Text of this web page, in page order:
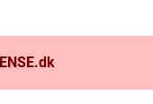
dk